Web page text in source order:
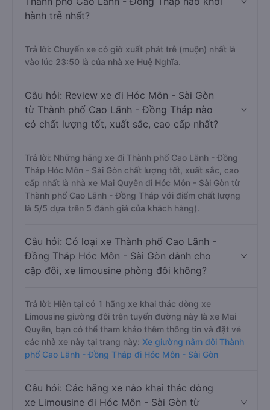
hành trễ nhất?
Trả lời: Chuyến xe có giờ xuất phát trễ (muộn) nhất là
vào lúc 23:50 là của nhà xe Huệ Nghĩa.
Câu hỏi: Review xe đi Hóc Môn - Sài Gòn
từ Thành phố Cao Lãnh - Đồng Tháp nào
có chất lượng tốt, xuất sắc, cao cấp nhất?
Trả lời: Những hãng xe đi Thành phố Cao Lãnh - Đồng
Tháp Hóc Môn - Sài Gòn chất lượng tốt, xuất sắc, cao
cấp nhất là nhà xe Mai Quyên đi Hóc Môn - Sài Gòn từ
Thành phố Cao Lãnh - Đồng Tháp với điểm chất lượng
là 5/5 dựa trên 5 đánh giá của khách hàng).
Câu hỏi: Có loại xe Thành phố Cao Lãnh -
Đồng Tháp Hóc Môn - Sài Gòn dành cho
cặp đôi, xe limousine phòng đôi không?
Trả lời: Hiện tại có 1 hãng xe khai thác dòng xe
Limousine giường đôi trên tuyến đường này là xe Mai
Quyên, bạn có thể tham khảo thêm thông tin và đặt vé
các nhà xe này tại trang này: Xe giường nằm đôi Thành
phố Cao Lãnh - Đồng Tháp đi Hóc Môn - Sài Gòn
Câu hỏi: Các hãng xe nào khai thác dòng
xe Limousine đi Hóc Môn - Sài Gòn từ